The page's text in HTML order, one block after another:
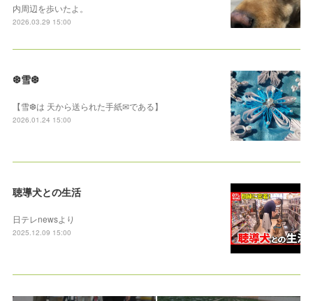
内周辺を歩いたよ。
2026.03.29 15:00
❆雪❆
【雪❆は 天から送られた手紙✉である】
2026.01.24 15:00
聴導犬との生活
日テレnewsより
2025.12.09 15:00